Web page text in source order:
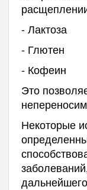
- Лактоза
- Глютен
- Кофеин
Это
Некоторые